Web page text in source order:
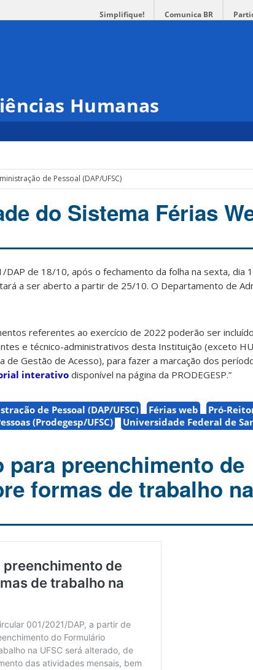
Simplifique! Comunica BR
Humanas
de Pessoal (DAP/UFSC)
do Sistema Férias
DAP de 18/10, após o fechamento da folha na sexta, dia
a ser aberto a partir de 25/10. O Departamento de
referentes ao exercício de 2022 poderão ser
e técnico-administrativos desta Instituição (exceto
de Gestão de Acesso), para fazer a marcação dos
interativo disponível na página da PRODEGESP.”
de Pessoal (DAP/UFSC) Férias web
Pró-
(Prodegesp/UFSC)
Universidade Federal de
para preenchimento de
formas de trabalho